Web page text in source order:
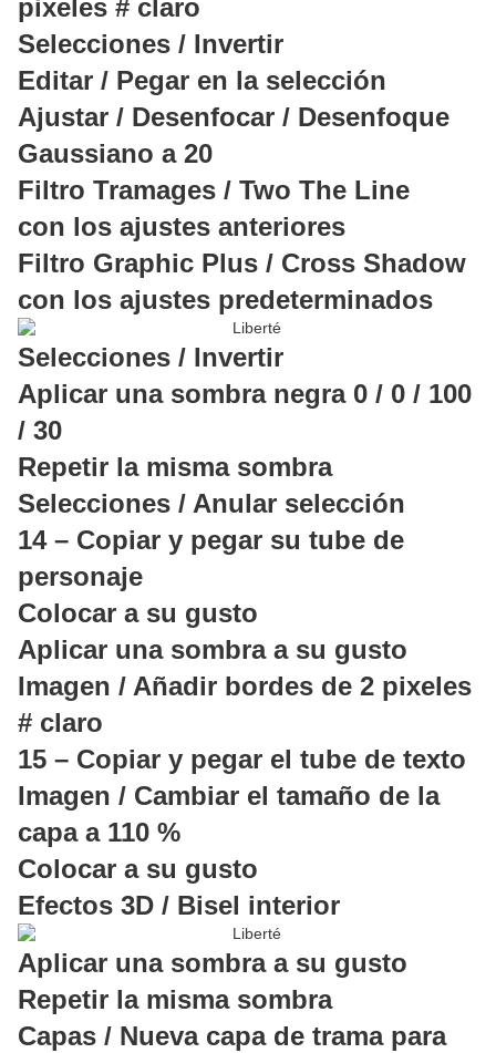
pixeles # claro
Selecciones / Invertir
Editar / Pegar en la selección
Ajustar / Desenfocar / Desenfoque
Gaussiano a 20
Filtro Tramages / Two The Line
con los ajustes anteriores
Filtro Graphic Plus / Cross Shadow
con los ajustes predeterminados
Selecciones / Invertir
Aplicar una sombra negra 0 / 0 / 100
/ 30
Repetir la misma sombra
Selecciones / Anular selección
14 – Copiar y pegar su tube de
personaje
Colocar a su gusto
Aplicar una sombra a su gusto
Imagen / Añadir bordes de 2 pixeles
# claro
15 – Copiar y pegar el tube de texto
Imagen / Cambiar el tamaño de la
capa a 110 %
Colocar a su gusto
Efectos 3D / Bisel interior
Aplicar una sombra a su gusto
Repetir la misma sombra
Capas / Nueva capa de trama para